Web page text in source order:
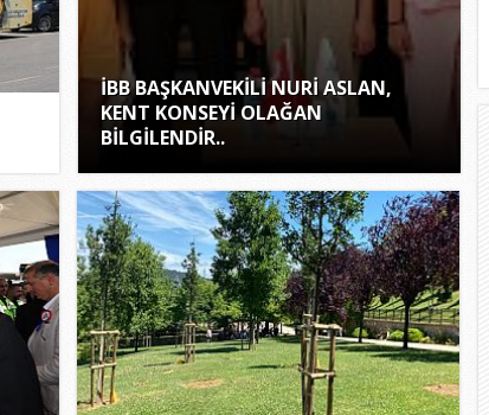
İBB BAŞKANVEKİLİ NURİ ASLAN,
KENT KONSEYİ OLAĞAN
BİLGİLENDİR..